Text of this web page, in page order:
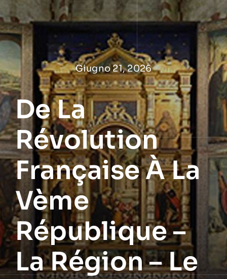
Salta
al
contenuto
Giugno 21, 2026
De La
Révolution
Française À La
Vème
République –
La Région – Le